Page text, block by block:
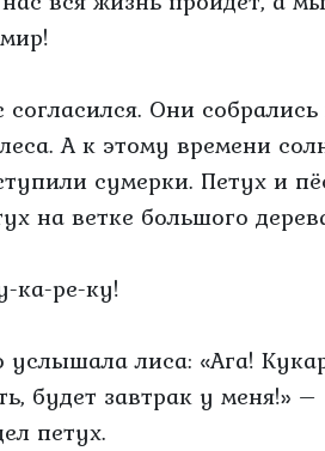
согласился. Они
А к этому времени
сумерки. Петух и
на ветке большого
ка-ре-ку!
услышала лиса: «Ага!
будет завтрак у меня!»
петух.